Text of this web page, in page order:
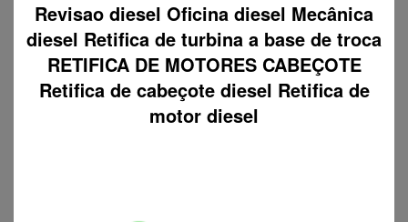
Revisao diesel Oficina diesel Mecânica
diesel Retifica de turbina a base de troca
RETIFICA DE MOTORES CABEÇOTE
Retifica de cabeçote diesel Retifica de
motor diesel